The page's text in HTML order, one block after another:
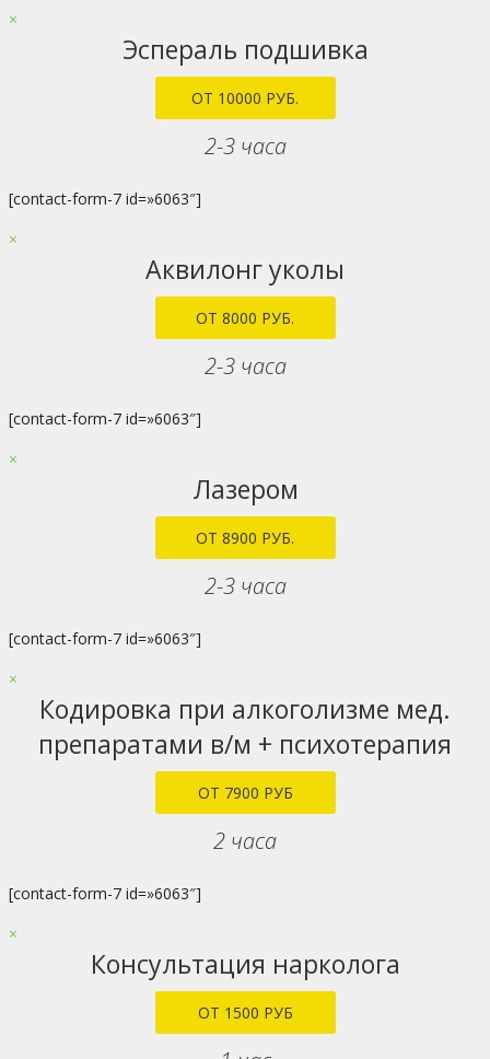
×
Эспераль подшивка
ОТ 10000 РУБ.
2-3 часа
[contact-form-7 id=»6063″]
×
Аквилонг уколы
ОТ 8000 РУБ.
2-3 часа
[contact-form-7 id=»6063″]
×
Лазером
ОТ 8900 РУБ.
2-3 часа
[contact-form-7 id=»6063″]
×
Кодировка при алкоголизме мед.
препаратами в/м + психотерапия
ОТ 7900 РУБ
2 часа
[contact-form-7 id=»6063″]
×
Консультация нарколога
ОТ 1500 РУБ